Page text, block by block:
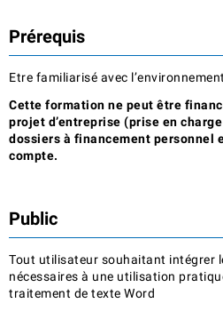
Prérequis
Etre familiarisé avec
Cette formation ne peut être
projet d’entreprise (prise en
dossiers à financement personnel
compte.
Public
Tout utilisateur souhaitant intégrer
nécessaires à une utilisation
traitement de texte Word